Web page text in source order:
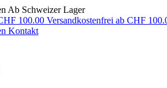
Ab Schweizer Lager
Versandkostenfrei ab CHF
Kontakt